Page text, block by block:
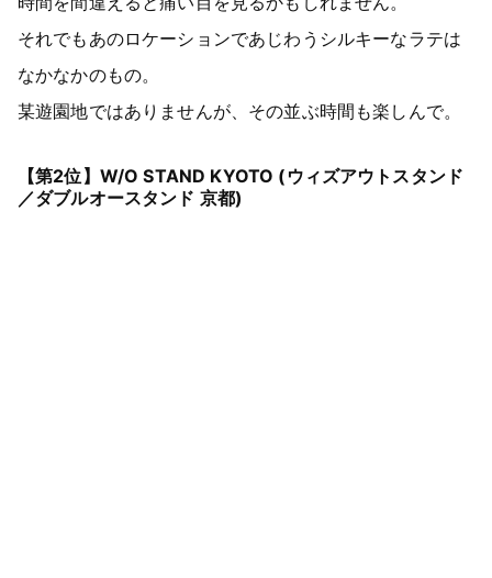
それでもあのロケーションであじわうシルキーなラテは
なかなかのもの。
某遊園地ではありませんが、その並ぶ時間も楽しんで。
【第2位】W/O STAND KYOTO (ウィズアウトスタンド
／ダブルオースタンド 京都)